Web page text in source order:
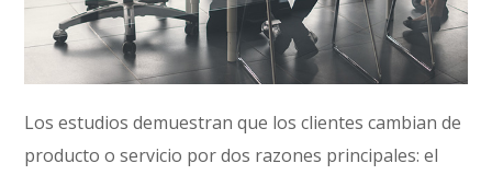
Los estudios demuestran que los clientes cambian de
producto o servicio por dos razones principales: el